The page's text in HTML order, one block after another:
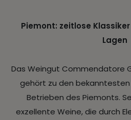
Piemont: zeitlose
Lagen
Das Weingut Commendatore
gehört zu den
Betrieben des Piemonts.
exzellente Weine, die durch